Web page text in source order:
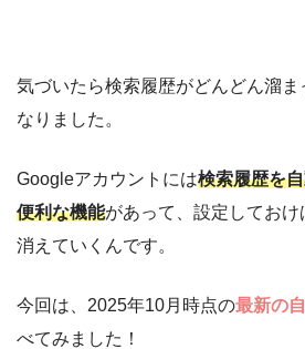
気づいたら検索履歴がどんどん溜
なりました。
Googleアカウントには検索履歴を
便利な機能があって、設定してお
消えていくんです。
今回は、2025年10月時点の最新の
べてみました！